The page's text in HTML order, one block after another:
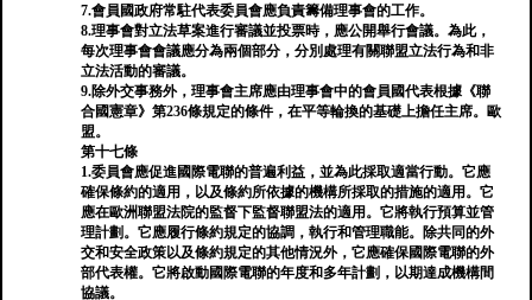
7.會員國政府常駐代表委員會應負責籌備理事會的工作。
8.理事會對立法草案進行審議並投票時，應公開舉行會議。為此，
每次理事會會議應分為兩個部分，分別處理有關聯盟立法行為和非
立法活動的審議。
9.除外交事務外，理事會主席應由理事會中的會員國代表根據《聯
合國憲章》第236條規定的條件，在平等輪換的基礎上擔任主席。歐
盟。
第十七條
1.委員會應促進國際電聯的普遍利益，並為此採取適當行動。它應
確保條約的適用，以及條約所依據的機構所採取的措施的適用。它
應在歐洲聯盟法院的監督下監督聯盟法的適用。它將執行預算並管
理計劃。它應履行條約規定的協調，執行和管理職能。除共同的外
交和安全政策以及條約規定的其他情況外，它應確保國際電聯的外
部代表權。它將啟動國際電聯的年度和多年計劃，以期達成機構間
協議。